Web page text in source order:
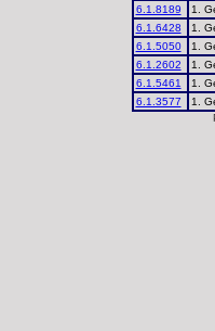
6.1.8189
1.
6.1.6428
1.
6.1.5050
1.
6.1.2602
1.
6.1.5461
1.
6.1.3577
1.